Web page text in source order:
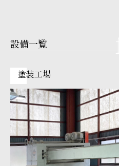
設備一覧
塗装工場